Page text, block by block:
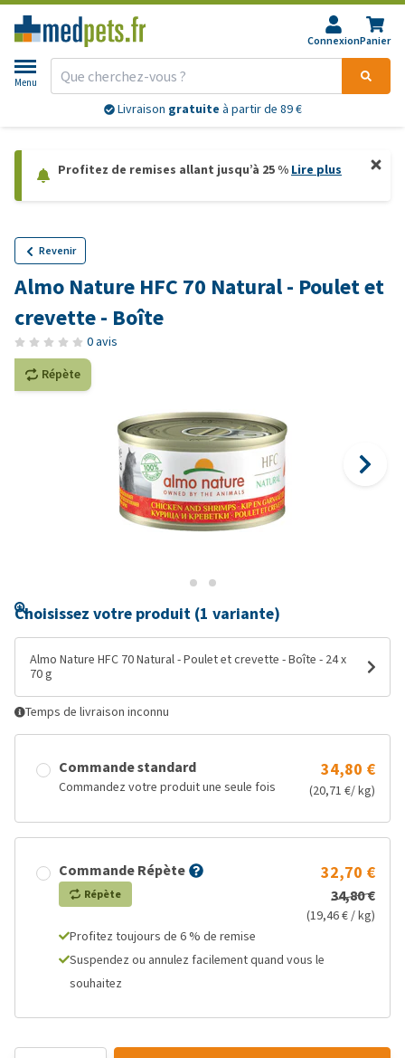
ConnexionPanier
Menu
Livraison gratuite à partir de 89 €
Profitez de remises allant jusqu’à 25 % Lire plus
Revenir
Almo Nature HFC 70 Natural - Poulet et
crevette - Boîte
0 avis
Répète
Choisissez votre produit (1 variante)
Almo Nature HFC 70 Natural - Poulet et crevette - Boîte - 24 x
70 g
Temps de livraison inconnu
Commande standard
Commandez votre produit une seule fois
34,80 €
(20,71 €/ kg)
Commande Répète
Répète
32,70 €
34,80 €
(19,46 € / kg)
Profitez toujours de 6 % de remise
Suspendez ou annulez facilement quand vous le
souhaitez